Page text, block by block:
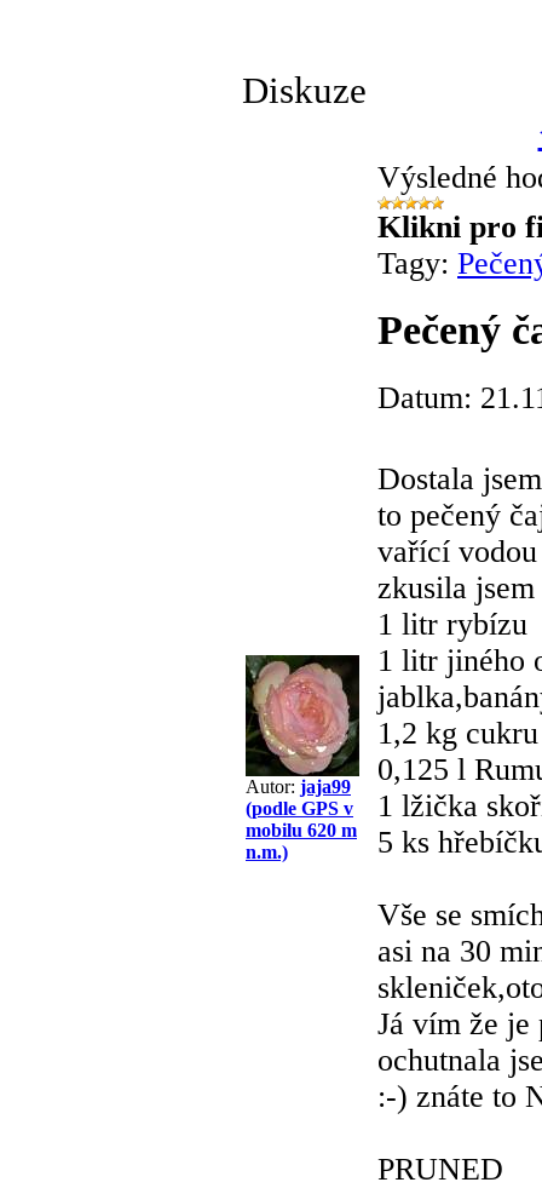
Diskuze
Autor: jaja99
(podle GPS v
mobilu 620 m
n.m.)
Výsledné
Klikni pro
Tagy:
Pečený
Datum:
Dostala
to pečený
vařící
zkusila
1 litr rybízu
1 litr jiného
1,2 kg cukru
0,125 l
1 lžička
5 ks
Vše se
asi na 30
Já vím že je
ochutnala
:-) znáte to
PRUNED